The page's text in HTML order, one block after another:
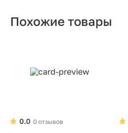
Похожие товары
0 отзывов
0.0